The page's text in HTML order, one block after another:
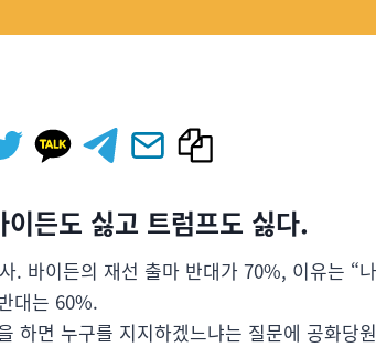
든도 싫고 트럼프도 싫다.
. 바이든의 재선 출마 반대가 70%, 이유는 “
대는 60%.
하면 누구를 지지하겠느냐는 질문에 공화당